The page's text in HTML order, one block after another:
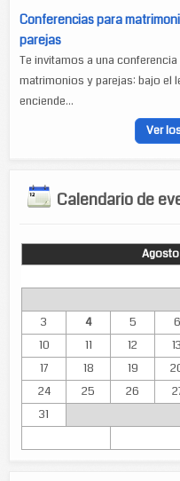
Conferencias para
parejas
Te invitamos a una conferencia
matrimonios y parejas: bajo el
enciende...
Ver
Calendario de
3
4 5 6
10
11 12 13
17
18 19
24
25 26
31